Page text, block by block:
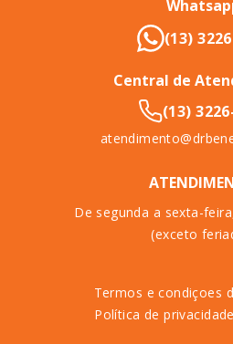
(13)
Central de
(13)
De segunda a sexta-
(exceto
Termos e condiçoes
Política de